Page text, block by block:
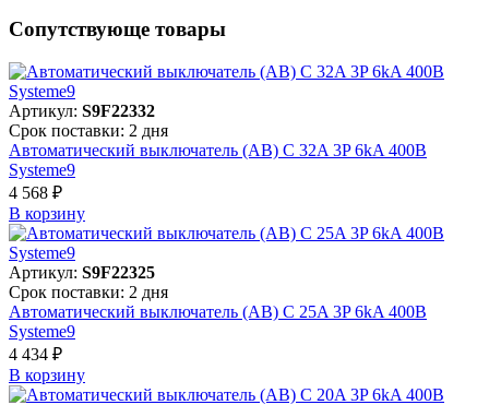
Сопутствующе товары
Артикул: S9F22332
Срок поставки: 2 дня
Автоматический выключатель (АВ) C 32A 3P 6kA 400В
Systeme9
4 568 ₽
В корзинy
Артикул: S9F22325
Срок поставки: 2 дня
Автоматический выключатель (АВ) C 25A 3P 6kA 400В
Systeme9
4 434 ₽
В корзинy